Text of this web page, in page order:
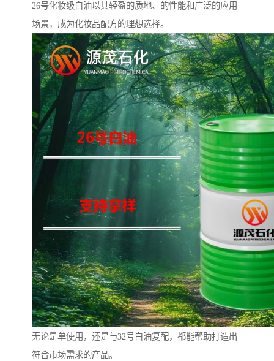
26号化妆级白油以其轻盈的质地、的性能和广泛的应用
场景，成为化妆品配方的理想选择。
无论是单使用，还是与32号白油复配，都能帮助打造出
符合市场需求的产品。